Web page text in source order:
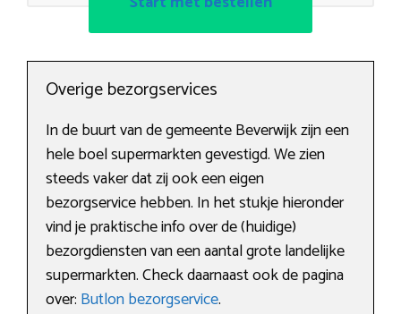
Overige bezorgservices
In de buurt van de gemeente Beverwijk zijn een
hele boel supermarkten gevestigd. We zien
steeds vaker dat zij ook een eigen
bezorgservice hebben. In het stukje hieronder
vind je praktische info over de (huidige)
bezorgdiensten van een aantal grote landelijke
supermarkten. Check daarnaast ook de pagina
over: Butlon bezorgservice.